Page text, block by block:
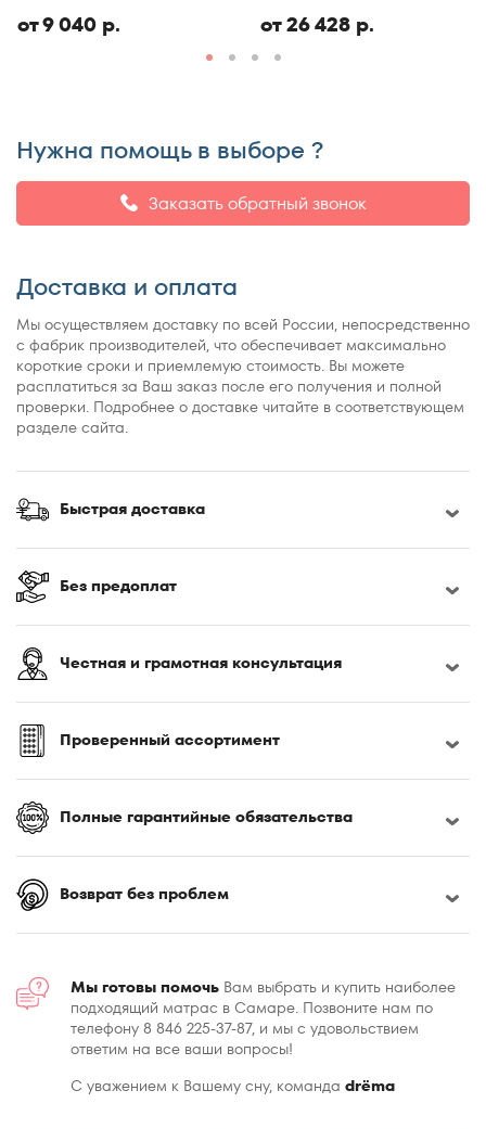
от 9 040 р. от 26 428 р.
Нужна помощь в выборе ?
Заказать обратный звонок
Доставка и оплата
Мы осуществляем доставку по всей России, непосредственно
с фабрик производителей, что обеспечивает максимально
короткие сроки и приемлемую стоимость. Вы можете
расплатиться за Ваш заказ после его получения и полной
проверки. Подробнее о доставке читайте в соответствующем
разделе сайта.
Быстрая доставка
Без предоплат
Честная и грамотная консультация
Проверенный ассортимент
Полные гарантийные обязательства
Возврат без проблем
Мы готовы помочь Вам выбрать и купить наиболее
подходящий матрас в Самаре. Позвоните нам по
телефону 8 846 225-37-87, и мы с удовольствием
ответим на все ваши вопросы!
С уважением к Вашему сну, команда drёma